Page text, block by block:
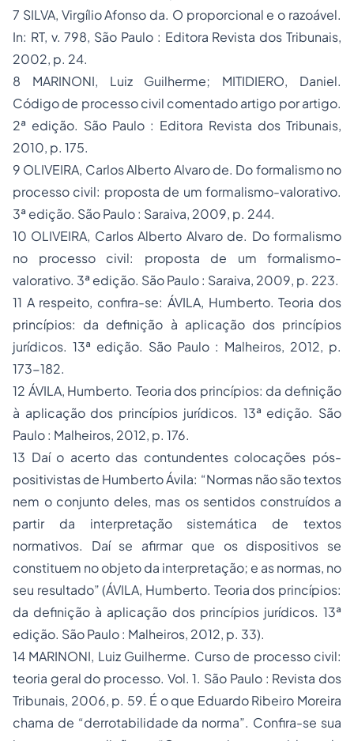
7 SILVA, Virgílio Afonso da. O proporcional e o razoável.
In: RT, v. 798, São Paulo : Editora Revista dos Tribunais,
2002, p. 24.
8 MARINONI, Luiz Guilherme; MITIDIERO, Daniel.
Código de processo civil comentado artigo por artigo.
2ª edição. São Paulo : Editora Revista dos Tribunais,
2010, p. 175.
9 OLIVEIRA, Carlos Alberto Alvaro de. Do formalismo no
processo civil: proposta de um formalismo-valorativo.
3ª edição. São Paulo : Saraiva, 2009, p. 244.
10 OLIVEIRA, Carlos Alberto Alvaro de. Do formalismo
no processo civil: proposta de um formalismo-
valorativo. 3ª edição. São Paulo : Saraiva, 2009, p. 223.
11 A respeito, confira-se: ÁVILA, Humberto. Teoria dos
princípios: da definição à aplicação dos princípios
jurídicos. 13ª edição. São Paulo : Malheiros, 2012, p.
173-182.
12 ÁVILA, Humberto. Teoria dos princípios: da definição
à aplicação dos princípios jurídicos. 13ª edição. São
Paulo : Malheiros, 2012, p. 176.
13 Daí o acerto das contundentes colocações pós-
positivistas de Humberto Ávila: “Normas não são textos
nem o conjunto deles, mas os sentidos construídos a
partir da interpretação sistemática de textos
normativos. Daí se afirmar que os dispositivos se
constituem no objeto da interpretação; e as normas, no
seu resultado” (ÁVILA, Humberto. Teoria dos princípios:
da definição à aplicação dos princípios jurídicos. 13ª
edição. São Paulo : Malheiros, 2012, p. 33).
14 MARINONI, Luiz Guilherme. Curso de processo civil:
teoria geral do processo. Vol. 1. São Paulo : Revista dos
Tribunais, 2006, p. 59. É o que Eduardo Ribeiro Moreira
chama de “derrotabilidade da norma”. Confira-se sua